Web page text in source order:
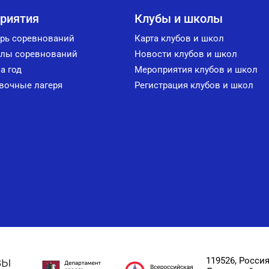
соревнований
соревнований
год
лагеря
Клубы и школы
Карта клубов и школ
Новости клубов и школ
Мероприятия клубов и школ
Регистрация клубов и школ
119526,